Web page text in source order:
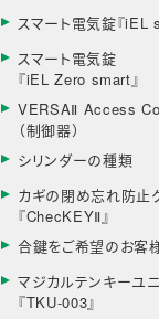
スマート電気錠『iEL
スマート電気錠
『iEL Zero smart』
VERSAⅡ Access
（制御器）
シリンダーの種類
カギの閉め忘れ防止
『ChecKEYⅡ』
合鍵をご希望のお客
マジカルテンキーユニ
『TKU-003』